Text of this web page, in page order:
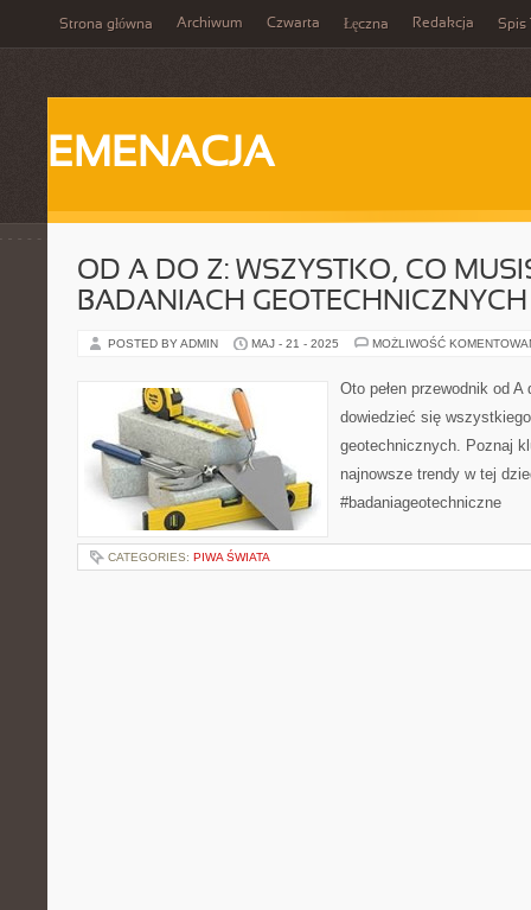
Strona główna Archiwum Czwarta Łęczna Redakcja Spis
EMENACJA
OD A DO Z: WSZYSTKO, CO
BADANIACH GEOTECHNICZNYCH
POSTED BY ADMIN MAJ - 21 - 2025 MOŻLIWOŚĆ
Oto pełen przewodnik od
dowiedzieć się
geotechnicznych. Poznaj
najnowsze trendy w tej
#badaniageotechniczne
CATEGORIES: PIWA ŚWIATA